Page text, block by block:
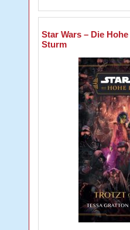
Star Wars – Die
Sturm